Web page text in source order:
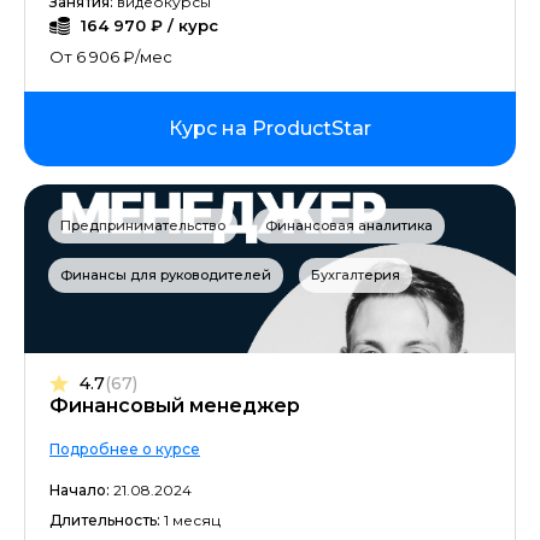
164 970 ₽ / курс
От 6 906 ₽/мес
Курс на ProductStar
Предпринимательство Финансовая аналитика
Финансы для руководителей Бухгалтерия
Финансовый менеджер
4.7(67)
Подробнее о курсе
Начало: 21.08.2024
Длительность: 1 месяц